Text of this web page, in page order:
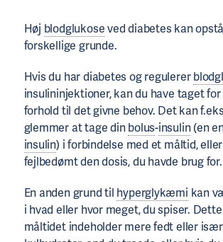
Høj blodglukoseved diabetes kan
forskellige grunde.
Hvis du har diabetes og regulerer
insulininjektioner, kan du have taget
forhold til det givne behov. Det kan
glemmer at tage dinbolus-insulin(en
insulin) i forbindelse med et måltid,
fejlbedømt den dosis, du havde brug for.
En anden grund til hyperglykæmi kan
i hvad eller hvor meget, du spiser.
måltidet indeholder mere fedt eller